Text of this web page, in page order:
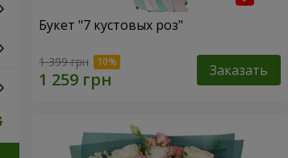
Букет "7 кустовых роз"
1 399 грн Заказать